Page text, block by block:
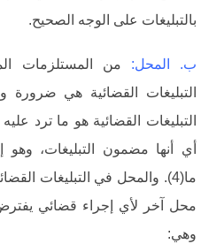
بالتبليغات على الوجه الصحيح.
ب. المحل: من المستلزمات
التبليغات القضائية هي
التبليغات القضائية هو ما ترد
أي أنها مضمون التبليغات،
ما(4). والمحل في التبليغات
محل آخر لأي إجراء قضائي
وهي: